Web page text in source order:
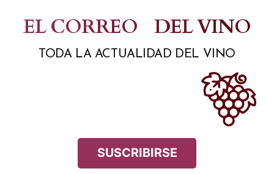
contenido
EL CORREO DEL VINO
TODA LA ACTUALIDAD DEL VINO
SUSCRIBIRSE